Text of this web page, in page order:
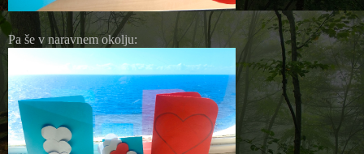
Pa še v naravnem okolju: